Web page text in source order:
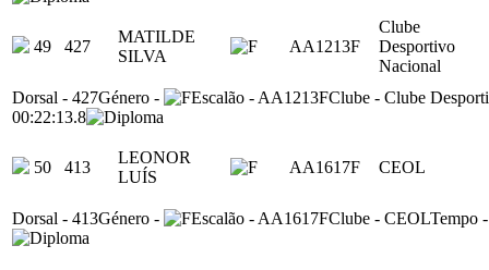
49 427
MATILDE
SILVA
AA1213F
Clube
Desportivo
Nacional
Dorsal - 427Género - Escalão - AA1213FClube - Clube
00:22:13.8
50 413
LEONOR
LUÍS
AA1617F CEOL
Dorsal - 413Género - Escalão - AA1617FClube - CEOLTempo